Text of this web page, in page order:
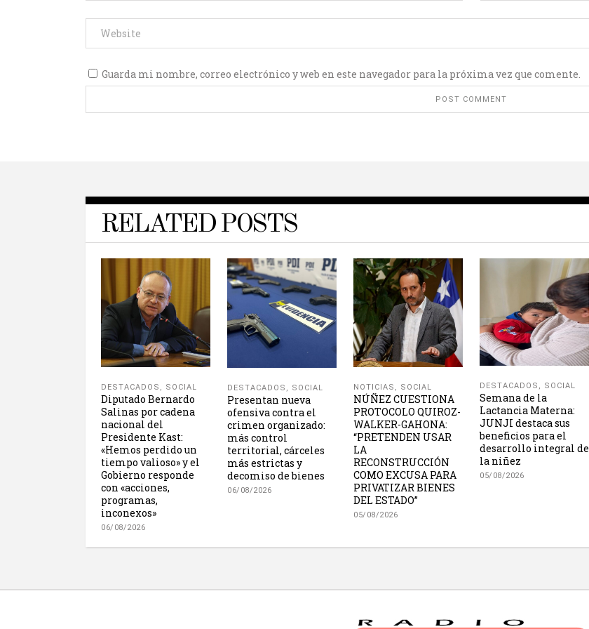
Guarda mi nombre, correo electrónico y web en este navegador para la próxima vez que comente.
RELATED POSTS
DESTACADOS , SOCIAL
Diputado Bernardo
Salinas por cadena
nacional del
Presidente Kast:
«Hemos perdido un
tiempo valioso» y el
Gobierno responde
con «acciones,
programas,
inconexos»
06/08/2026
DESTACADOS , SOCIAL
Presentan nueva
ofensiva contra el
crimen organizado:
más control
territorial, cárceles
más estrictas y
decomiso de bienes
06/08/2026
NOTICIAS , SOCIAL
NÚÑEZ CUESTIONA
PROTOCOLO QUIROZ-
WALKER-GAHONA:
“PRETENDEN USAR
LA
RECONSTRUCCIÓN
COMO EXCUSA PARA
PRIVATIZAR BIENES
DEL ESTADO”
05/08/2026
DESTACADOS , SOCIAL
Semana de la
Lactancia Materna:
JUNJI destaca sus
beneficios para el
desarrollo integral de
la niñez
05/08/2026